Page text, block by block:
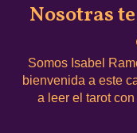
Nosotras
Somos Isabel
bienvenida a este
a leer el tarot